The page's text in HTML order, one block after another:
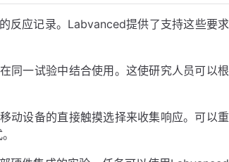
反应记录。Labvanced提供了支持这些要求
同一试验中结合使用。这使研究人员可以根
动设备的直接触摸选择来收集响应。可以重